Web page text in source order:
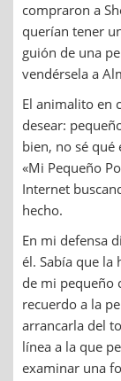
compraron a
querían tener
guión de una
vendérsela a
El animalito en
desear:
bien, no sé
«Mi Pequeño
Internet
hecho.
En mi defensa
él. Sabía que la
de mi pequeño
recuerdo a la
arrancarla del
línea a la que
examinar una